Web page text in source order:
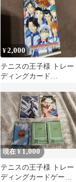
¥2,000
テニスの王子様 トレー
ディングカード
現在 ¥1,000
テニスの王子様 トレー
ディングカードゲーム